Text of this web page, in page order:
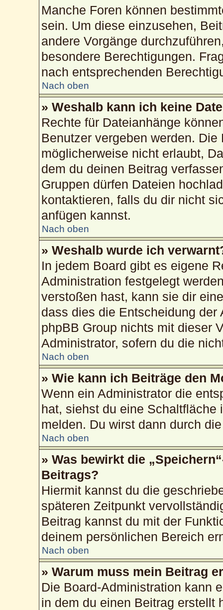
Manche Foren können
sein. Um diese einzusehen,
andere Vorgänge
besondere Berechtigungen.
nach entsprechenden
Nach oben
» Weshalb kann ich keine
Rechte für Dateianhänge
Benutzer vergeben werden.
möglicherweise nicht erlaubt,
dem du deinen Beitrag
Gruppen dürfen Dateien
kontaktieren, falls du dir nicht
anfügen kannst.
Nach oben
» Weshalb wurde ich
In jedem Board gibt es eigene
Administration festgelegt
verstoßen hast, kann sie dir
dass dies die Entscheidung
phpBB Group nichts mit dieser
Administrator, sofern du die
Nach oben
» Wie kann ich Beiträge den
Wenn ein Administrator die
hat, siehst du eine
melden. Du wirst dann durch
Nach oben
» Was bewirkt die
Beitrags?
Hiermit kannst du die
späteren Zeitpunkt
Beitrag kannst du mit der
deinem persönlichen Bereich
Nach oben
» Warum muss mein Beitrag
Die Board-Administration kann
in dem du einen Beitrag erstellt